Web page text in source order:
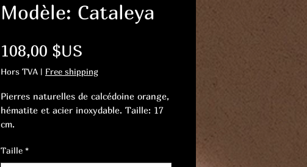
Modèle: Cataleya
108,00 $US
Hors TVA | Free shipping
Pierres naturelles de calcédoine orange,
hématite et acier inoxydable. Taille: 17
cm.
Taille *